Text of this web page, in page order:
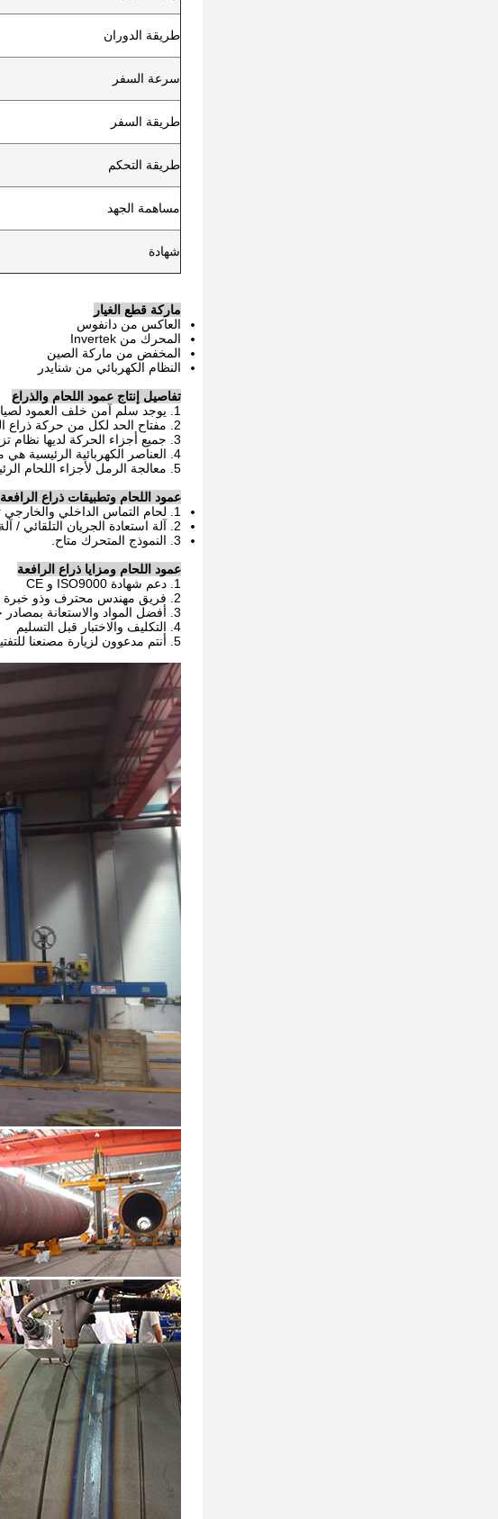
طريقة الدوران
سرعة السفر
طريقة السفر
طريقة التحكم
مساهمة الجهد
شهادة
ماركة قطع الغيار
العاكس من دانفوس
المحرك من Invertek
المخفض من ماركة الصين
النظام الكهربائي من شنايدر
تفاصيل إنتاج عمود اللحام والذراع
1. يوجد سلم آمن خلف العمود لصيانة المعدات
2. مفتاح الحد لكل من حركة ذراع الرافعة والعمود
3. جميع أجزاء الحركة لديها نظام تزييت
4. العناصر الكهربائية الرئيسية هي ماركات ABB / Siemens
5. معالجة الرمل لأجزاء اللحام الرئيسية قبل الطلاء.
عمود اللحام وتطبيقات ذراع الرافعة
1. لحام التماس الداخلي والخارجي تلقائيًا.
2. آلة استعادة الجريان التلقائي / آلة تقطيع التماس / الشاشة متوفرة كلها.
3. النموذج المتحرك متاح.
عمود اللحام ومزايا ذراع الرافعة
1. دعم شهادة ISO9000 و CE
2. فريق مهندس محترف وذو خبرة لضمان التصميم المتقدم للهيكل والكهرباء
3. أفضل المواد والاستعانة بمصادر خارجية لضمان أفضل أداء
4. التكليف والاختبار قبل التسليم
5. أنتم مدعوون لزيارة مصنعنا للتفتيش في ورشة العمل.